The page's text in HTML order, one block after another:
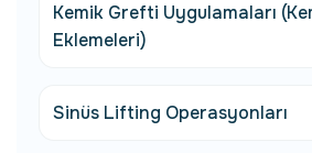
Kemik Grefti Uygulamaları
Eklemeleri)
Sinüs Lifting Operasyonları